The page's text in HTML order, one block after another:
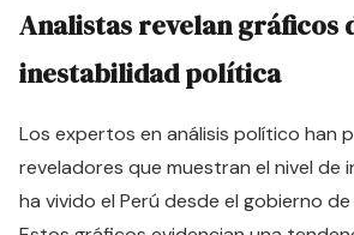
Analistas revelan gráficos
inestabilidad política
Los expertos en análisis político han
reveladores que muestran el nivel de
ha vivido el Perú desde el gobierno